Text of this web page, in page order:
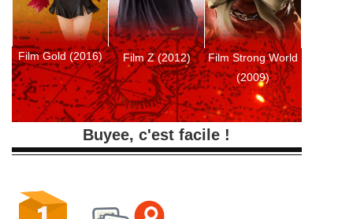
Film Gold (2016) Film Z (2012)
Film Strong World
(2009)
Buyee, c'est facile !